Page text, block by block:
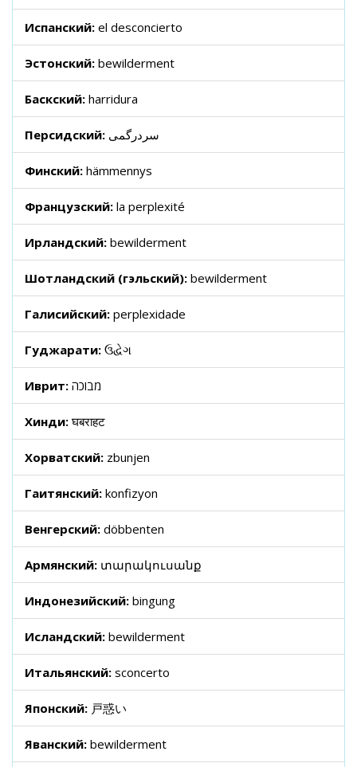
Испанский: el desconcierto
Эстонский: bewilderment
Баскский: harridura
Персидский: سردرگمی
Финский: hämmennys
Французский: la perplexité
Ирландский: bewilderment
Шотландский (гэльский): bewilderment
Галисийский: perplexidade
Гуджарати: ઉદ્વેગ
Иврит: מבוכה
Хинди:घबराहट
Хорватский: zbunjen
Гаитянский: konfizyon
Венгерский: döbbenten
Армянский: տարակուսանք
Индонезийский: bingung
Исландский: bewilderment
Итальянский: sconcerto
Японский: 戸惑い
Яванский: bewilderment